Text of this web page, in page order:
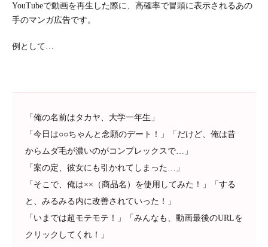
YouTubeで動画を再生した際に、高確率で冒頭に表示されるあの
手のマンガ広告です。
例として…
「俺の名前はタカヤ、大学一年生」
「今日は○○ちゃんと念願のデート！」「だけど、俺は昔
からムダ毛が濃いのがコンプレックスで…」
「案の定、彼女にも引かれてしまった…」
「そこで、俺は××（商品名）を使用してみた！」「する
と、みるみる内に改善されていった！」
「いまでは超モテモテ！」「みんなも、動画最後のURLを
クリックしてくれ！」